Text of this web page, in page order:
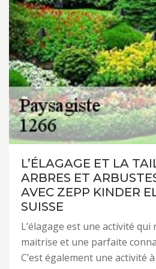
L’ÉLAGAGE ET LA
ARBRES ET
AVEC ZEPP KINDER
SUISSE
L’élagage est une activité
maitrise et une parfaite
C’est également une activité